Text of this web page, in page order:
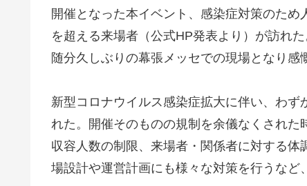
開催となった本イベント、感染症対策のた
を超える来場者（公式HP発表より）が訪れ
随分久しぶりの幕張メッセでの現場となり感
新型コロナウイルス感染症拡大に伴い、わ
れた。開催そのものの規制を余儀なくされ
収容人数の制限、来場者・関係者に対する
場設計や運営計画にも様々な対策を行うなど